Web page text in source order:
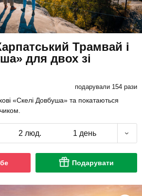
Трамвай і
для двох зі
подарували 154 рази
«Скелі Довбуша» та покатаються
2 люд. 1 день
Подарувати